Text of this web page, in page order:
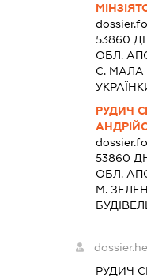
53860
ОБЛ.
С. МАЛА
РУДИЧ
53860
ОБЛ.
М.
РУДИЧ